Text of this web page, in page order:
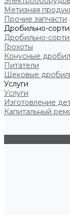
Метизная
Прочие запчасти
Дробильно-
Дробильно-
Грохоты
Конусные
Питатели
Щековые
Услуги
Услуги
Изготовление
Капитальный